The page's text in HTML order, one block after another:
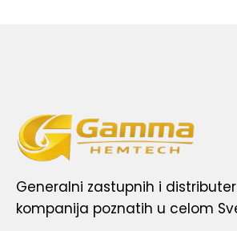
Generalni zastupnih i
kompanija poznatih u celom